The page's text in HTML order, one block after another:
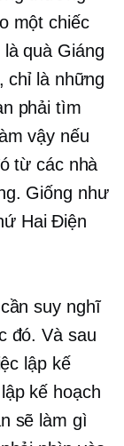
một chiếc
quà Giáng
chỉ là những
phải tìm
vậy nếu
từ các nhà
Giống như
Hai Điện
suy nghĩ
đó. Và sau
lập kế
kế hoạch
sẽ làm gì